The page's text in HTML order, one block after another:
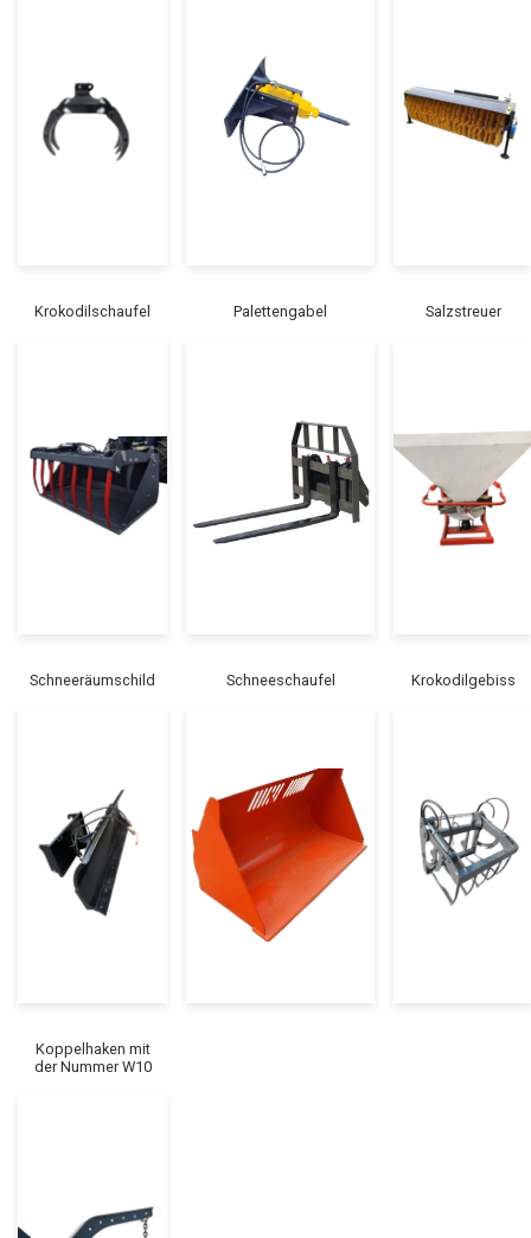
Krokodilschaufel Palettengabel Salzstreuer
Schneeräumschild Schneeschaufel Krokodilgebiss
Koppelhaken mit
der Nummer W10